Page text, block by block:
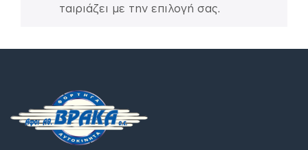
ταιριάζει με την επιλογή σας.